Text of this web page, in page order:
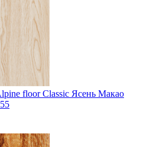
floor Classic Ясень Макао